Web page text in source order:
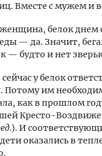
Вместе с мужем
женщина, белок днем
— да. Значит,
— будто и нет
у белок
Потому им
как в прошлом
Кресто-
). И
оказались в